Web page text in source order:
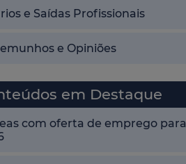
e Saídas Profissionais
e Opiniões
em Destaque
com oferta de emprego para